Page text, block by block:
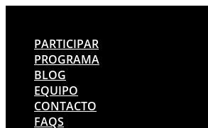
PARTICIPAR
PROGRAMA
BLOG
EQUIPO
CONTACTO
FAQS